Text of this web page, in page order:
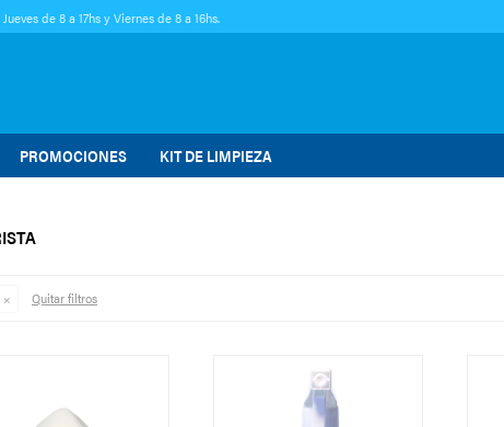
PROMOCIONES KIT DE LIMPIEZA
de 8 a 17hs y Viernes de 8 a 16hs.
Quitar filtros